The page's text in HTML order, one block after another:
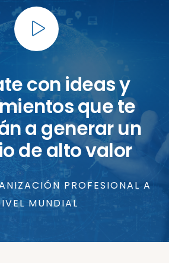
con ideas y
que te
a generar un
de alto valor
PROFESIONAL A
MUNDIAL